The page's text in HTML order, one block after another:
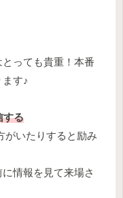
っても貴重！本番
す♪
する
がいたりすると励み
情報を見て来場さ